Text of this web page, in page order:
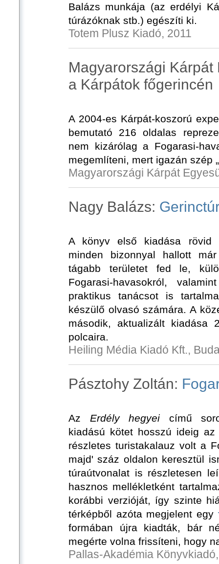
Balázs munkája (az erdélyi
túrázóknak stb.) egészíti ki.
Totem Plusz Kiadó, 2011
Magyarországi
a Kárpátok főgerincén
A 2004-es Kárpát-koszorú
bemutató 216 oldalas
nem kizárólag a Fogarasi-
megemlíteni, mert igazán szép
Magyarországi Kárpát
Nagy Balázs:
A könyv első kiadása rövid
minden bizonnyal hallott
tágabb területet fed le,
Fogarasi-havasokról,
praktikus tanácsot is
készülő olvasó számára. A
második, aktualizált kiadása
polcaira.
Heiling Média Kiadó Kft.,
Pásztohy Zoltán:
Az Erdély hegyei című
kiadású kötet hosszú ideig
részletes turistakalauz volt a
majd' száz oldalon keresztül
túraútvonalat is részletesen
hasznos mellékletként
korábbi verzióját, így szinte
térképből azóta megjelent egy
formában újra kiadták, bár
megérte volna frissíteni, hogy
Pallas-Akadémia